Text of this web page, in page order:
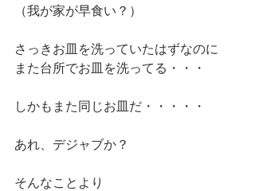
（我が家が早食い？）
さっきお皿を洗っていたはずなのに
また台所でお皿を洗ってる・・・
しかもまた同じお皿だ・・・・・
あれ、デジャブか？
そんなことより